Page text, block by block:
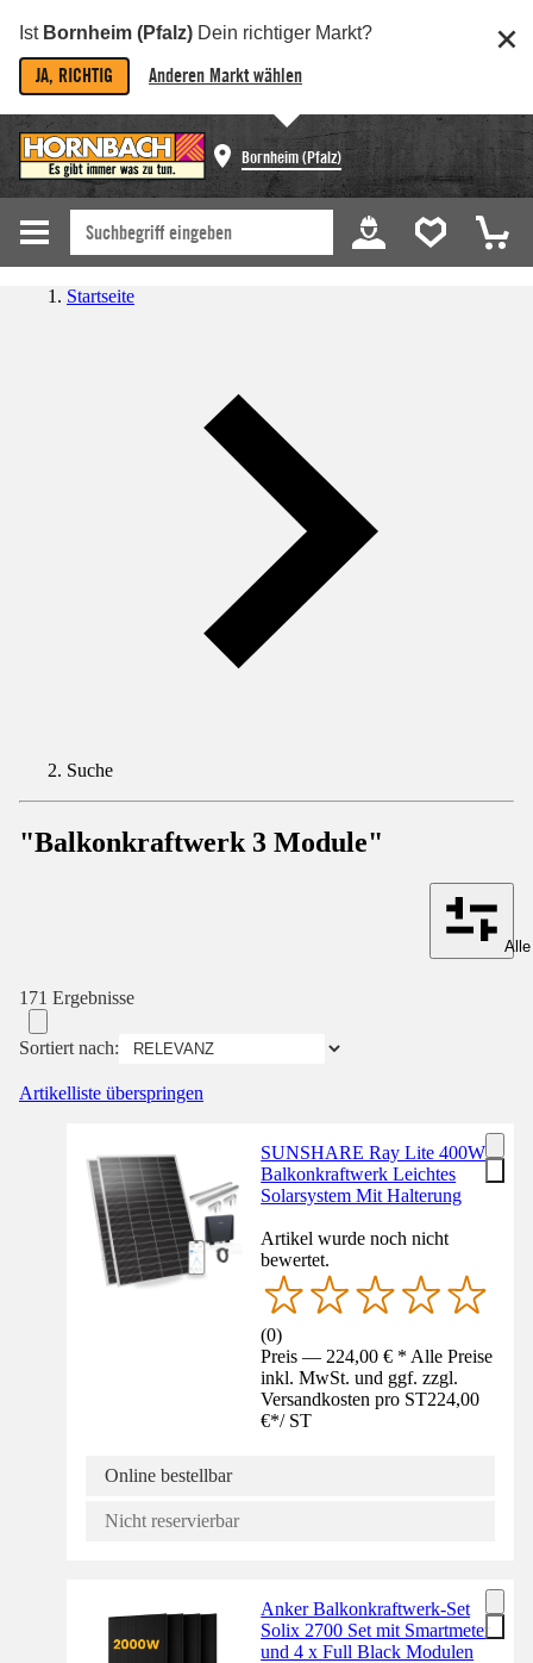
Ist Bornheim (Pfalz) Dein richtiger Markt?
JA, RICHTIG Anderen Markt wählen
Bornheim (Pfalz)
Startseite
Suche
"Balkonkraftwerk 3 Module"
171 Ergebnisse
Sortiert nach:
Artikelliste überspringen
SUNSHARE Ray Lite 400W
Balkonkraftwerk Leichtes
Solarsystem Mit Halterung
Artikel wurde noch nicht
bewertet.
(0)
Preis — 224,00 € * Alle Preise
inkl. MwSt. und ggf. zzgl.
Versandkosten pro ST224,00
€*/ ST
Online bestellbar
Nicht reservierbar
Anker Balkonkraftwerk-Set
Solix 2700 Set mit Smartmeter
und 4 x Full Black Modulen